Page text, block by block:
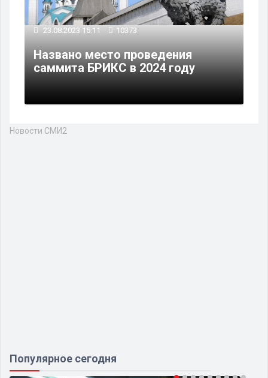
23.08.2023 15:11 10373
Названо место проведения
саммита БРИКС в 2024 году
Новости СМИ2
Популярное сегодня